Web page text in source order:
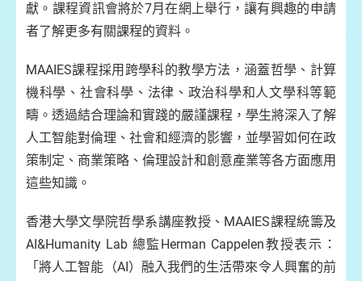
獻。課程資訊會將於7月在網上舉行，讓有興趣的申請
者了解更多有關課程的資料。
MAAIES課程採用跨學科的教學方法，涵蓋哲學、計算
機科學、社會科學、法律、政治科學和人文學科等範
疇。透過結合理論和實踐的嚴謹課程，學生將深入了解
人工智能對倫理、社會和經濟的影響，並學習如何在政
策制定、商業策略、倫理設計和創意產業等各方面應用
這些知識。
香港大學文學院哲學系講座教授、MAAIES課程統籌及
AI&Humanity Lab 總監Herman Cappelen教授表示：
「將人工智能（AI）融入我們的生活帶來令人興奮的前